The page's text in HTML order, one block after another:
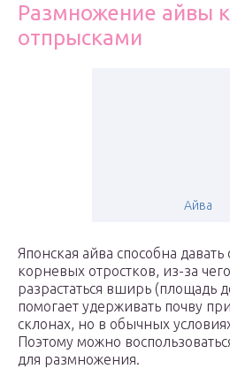
Размножение айвы
отпрысками
Айва
Японская айва способна
корневых отростков, из-за
разрастаться вширь (площадь
помогает удерживать почву
склонах, но в обычных
Поэтому можно
для размножения.